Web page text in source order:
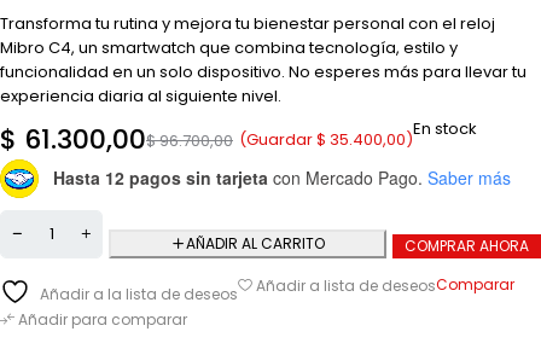
Transforma tu rutina y mejora tu bienestar personal con el reloj
Mibro C4, un smartwatch que combina tecnología, estilo y
funcionalidad en un solo dispositivo. No esperes más para llevar tu
experiencia diaria al siguiente nivel.
$96.700,00
$ 61.300,00 (Guardar$ 35.400,00)En stock
Hasta 12 pagos sin tarjeta con Mercado Pago. Saber más
AÑADIR AL CARRITO COMPRAR AHORA
Añadir a la lista de deseos Añadir a lista de deseosComparar
Añadir para comparar